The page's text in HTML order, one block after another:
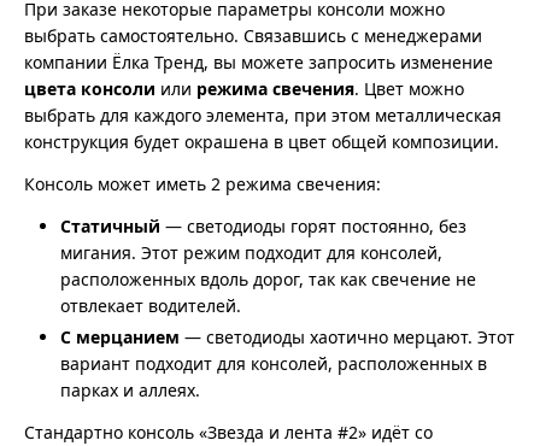
При заказе некоторые параметры консоли можно
выбрать самостоятельно. Связавшись с менеджерами
компании Ёлка Тренд, вы можете запросить изменение
цвета консоли или режима свечения. Цвет можно
выбрать для каждого элемента, при этом металлическая
конструкция будет окрашена в цвет общей композиции.
Консоль может иметь 2 режима свечения:
Статичный — светодиоды горят постоянно, без
мигания. Этот режим подходит для консолей,
расположенных вдоль дорог, так как свечение не
отвлекает водителей.
С мерцанием — светодиоды хаотично мерцают. Этот
вариант подходит для консолей, расположенных в
парках и аллеях.
Стандартно консоль «Звезда и лента #2» идёт со